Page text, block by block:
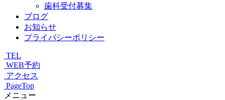
歯科受付募集
ブログ
お知らせ
プライバシーポリシー
TEL
WEB予約
アクセス
PageTop
メニュー